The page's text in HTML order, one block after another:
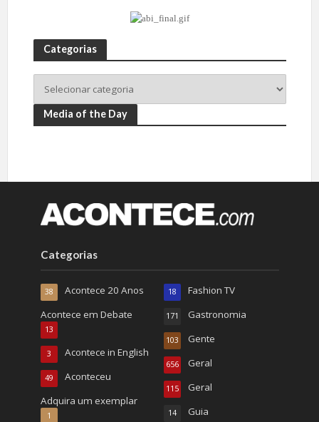
Categorias
Media of the Day
Categorias
Acontece 20 Anos
38
Acontece em Debate
13
Acontece in English
3
Aconteceu
49
Adquira um exemplar
1
Fashion TV
18
Gastronomia
171
Gente
103
Geral
656
Geral
115
Guia
14